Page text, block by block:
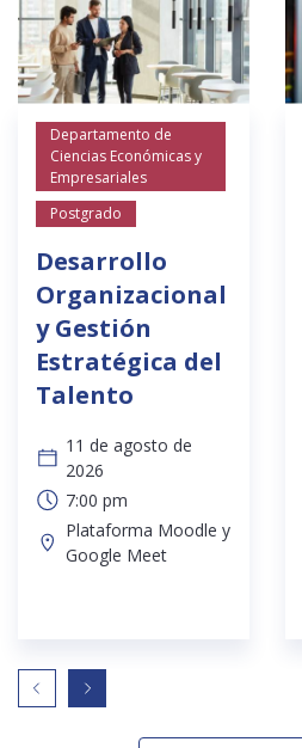
Departamento de
Ciencias Económicas y
Empresariales
Postgrado
Desarrollo
Organizacional
y Gestión
Estratégica del
Talento
11 de agosto de
2026
7:00 pm
Plataforma Moodle y
Google Meet